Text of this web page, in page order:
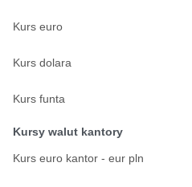
Kurs euro
Kurs dolara
Kurs funta
Kursy walut kantory
Kurs euro kantor - eur pln